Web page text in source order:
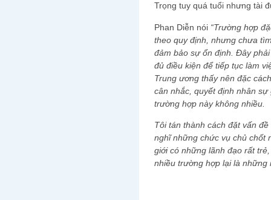
Trọng tuy quá tuổi nhưng tài
Phan Diễn nói “Trường hợp
theo quy định, nhưng chưa
đảm bảo sự ổn định. Đây
đủ điều kiện để tiếp tục làm
Trung ương thấy nên đặc
cân nhắc, quyết định nhân
trường hợp này không nhiều.
Tôi tán thành cách đặt vấn
nghĩ những chức vụ chủ chốt
giới có những lãnh đạo rất
nhiều trường hợp lại là